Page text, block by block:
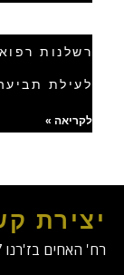
רשלנות
לעילת
לקריאה »
יצירת
רח' האחים בז'רנו 7 רמת גן